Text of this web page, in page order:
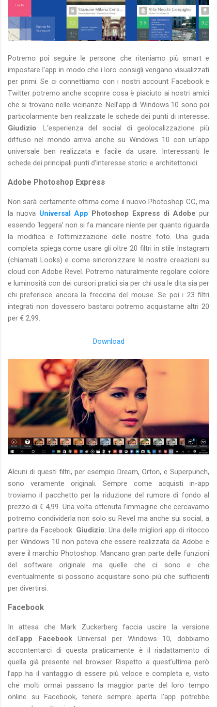
Potremo poi seguire le persone che riteniamo più smart e
impostare l’app in modo che i loro consigli vengano visualizzati
per primi. Se ci connettiamo con i nostri account Facebook e
Twitter potremo anche scoprire cosa è piaciuto ai nostri amici
che si trovano nelle vicinanze. Nell’app di Windows 10 sono poi
particolarmente ben realizzate le schede dei punti di interesse.
Giudizio: L‘esperienza del social di geolocalizzazione più
diffuso nel mondo arriva anche su Windows 10 con un‘app
universale ben realizzata e facile da usare. Interessanti le
schede dei principali punti d‘interesse storici e architettonici.
Adobe Photoshop Express
Non sarà certamente ottima come il nuovo Photoshop CC, ma
la nuova Universal App Photoshop Express di Adobe pur
essendo ‘leggera’ non si fa mancare niente per quanto riguarda
la modifica e l’ottimizzazione delle nostre foto. Una guida
completa spiega come usare gli oltre 20 filtri in stile Instagram
(chiamati Looks) e come sincronizzare le nostre creazioni su
cloud con Adobe Revel. Potremo naturalmente regolare colore
e luminosità con dei cursori pratici sia per chi usa le dita sia per
chi preferisce ancora la freccina del mouse. Se poi i 23 filtri
integrati non dovessero bastarci potremo acquistarne altri 20
per € 2,99.
Download
Alcuni di questi filtri, per esempio Dream, Orton, e Superpunch,
sono veramente originali. Sempre come acquisti in-app
troviamo il pacchetto per la riduzione del rumore di fondo al
prezzo di € 4,99. Una volta ottenuta l’immagine che cercavamo
potremo condividerla non solo su Revel ma anche sui social, a
partire da Facebook. Giudizio: Una delle migliori app di ritocco
per Windows 10 non poteva che essere realizzata da Adobe e
avere il marchio Photoshop. Mancano gran parte delle funzioni
del software originale ma quelle che ci sono e che
eventualmente si possono acquistare sono più che sufficienti
per divertirsi.
Facebook
In attesa che Mark Zuckerberg faccia uscire la versione
dell'app FacebookUniversal per Windows 10, dobbiamo
accontentarci di questa praticamente è il riadattamento di
quella già presente nel browser. Rispetto a quest’ultima però
l’app ha il vantaggio di essere più veloce e completa e, visto
che molti ormai passano la maggior parte del loro tempo
online su Facebook, tenere sempre aperta l’app potrebbe